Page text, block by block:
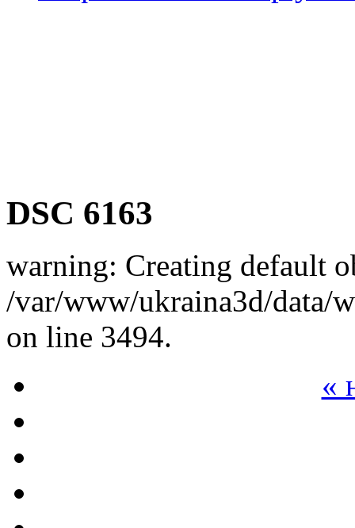
DSC 6163
warning: Creating default
/var/www/ukraina3d/data/
on line 3494.
«